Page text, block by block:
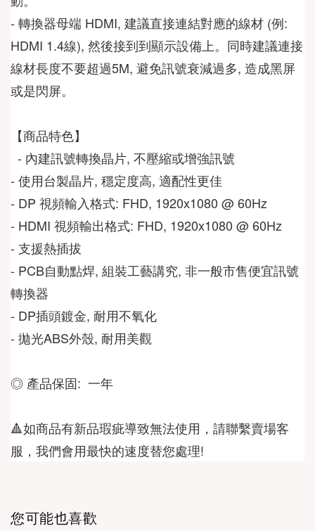
- 轉換器母端 HDMI, 建議直接連結對應的線材 (例:
HDMI 1.4線), 然後接到到顯示設備上。同時建議連接
線材長度不要超過5M, 避免訊號衰減過多, 造成黑屏
或是閃屏。
- 內建訊號轉換晶片, 不壓縮或增強訊號
- 使用台製晶片, 穩定度高, 適配性更佳
- DP 視頻輸入格式: FHD, 1920x1080 @ 60Hz
- HDMI 視頻輸出格式: FHD, 1920x1080 @ 60Hz
- 支援熱插拔
- PCB自動點焊, 組裝工藝講究, 非一般市售便宜訊號
轉換器
- DP插頭鍍金, 耐用不氧化
- 拋光ABS外殼, 耐用美觀
◎ 產品保固:  一年
🔺如商品有新品瑕疵導致無法使用，請聯繫賣場客
服，我們會用最快的速度替您處理!
您可能也喜歡